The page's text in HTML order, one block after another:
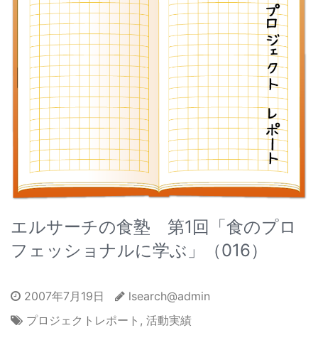
エルサーチの食塾 第1回「食のプロ
フェッショナルに学ぶ」（016）
2007年7月19日
lsearch@admin
プロジェクトレポート , 活動実績